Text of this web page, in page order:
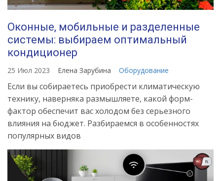
Оконные, мобильные и разделенные
системы: выбираем оптимальный
кондиционер
25 Июл 2023 Елена Зарубина Оборудование
Если вы собираетесь приобрести климатическую
технику, наверняка размышляете, какой форм-
фактор обеспечит вас холодом без серьезного
влияния на бюджет. Разбираемся в особенностях
популярных видов